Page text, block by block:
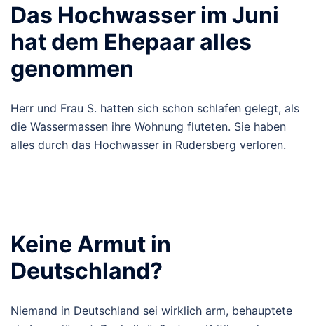
Das Hochwasser im Juni
hat dem Ehepaar alles
genommen
Herr und Frau S. hatten sich schon schlafen gelegt, als
die Wassermassen ihre Wohnung fluteten. Sie haben
alles durch das Hochwasser in Rudersberg verloren.
Keine Armut in
Deutschland?
Niemand in Deutschland sei wirklich arm, behauptete